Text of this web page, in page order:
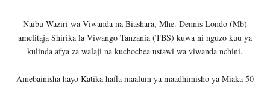
TBS YASISITIZA UBORA WA BIDHAA KUWA
Alex Sonna -Aug 07 2026
Alex Sonna-Aug 08 2026
Naibu Waziri wa Viwanda na Biashara, Mhe. Dennis Londo (Mb)
amelitaja Shirika la Viwango Tanzania (TBS) kuwa ni nguzo kuu ya
kulinda afya za walaji na kuchochea ustawi wa viwanda nchini.
Amebainisha hayo Katika hafla maalum ya maadhimisho ya Miaka 50